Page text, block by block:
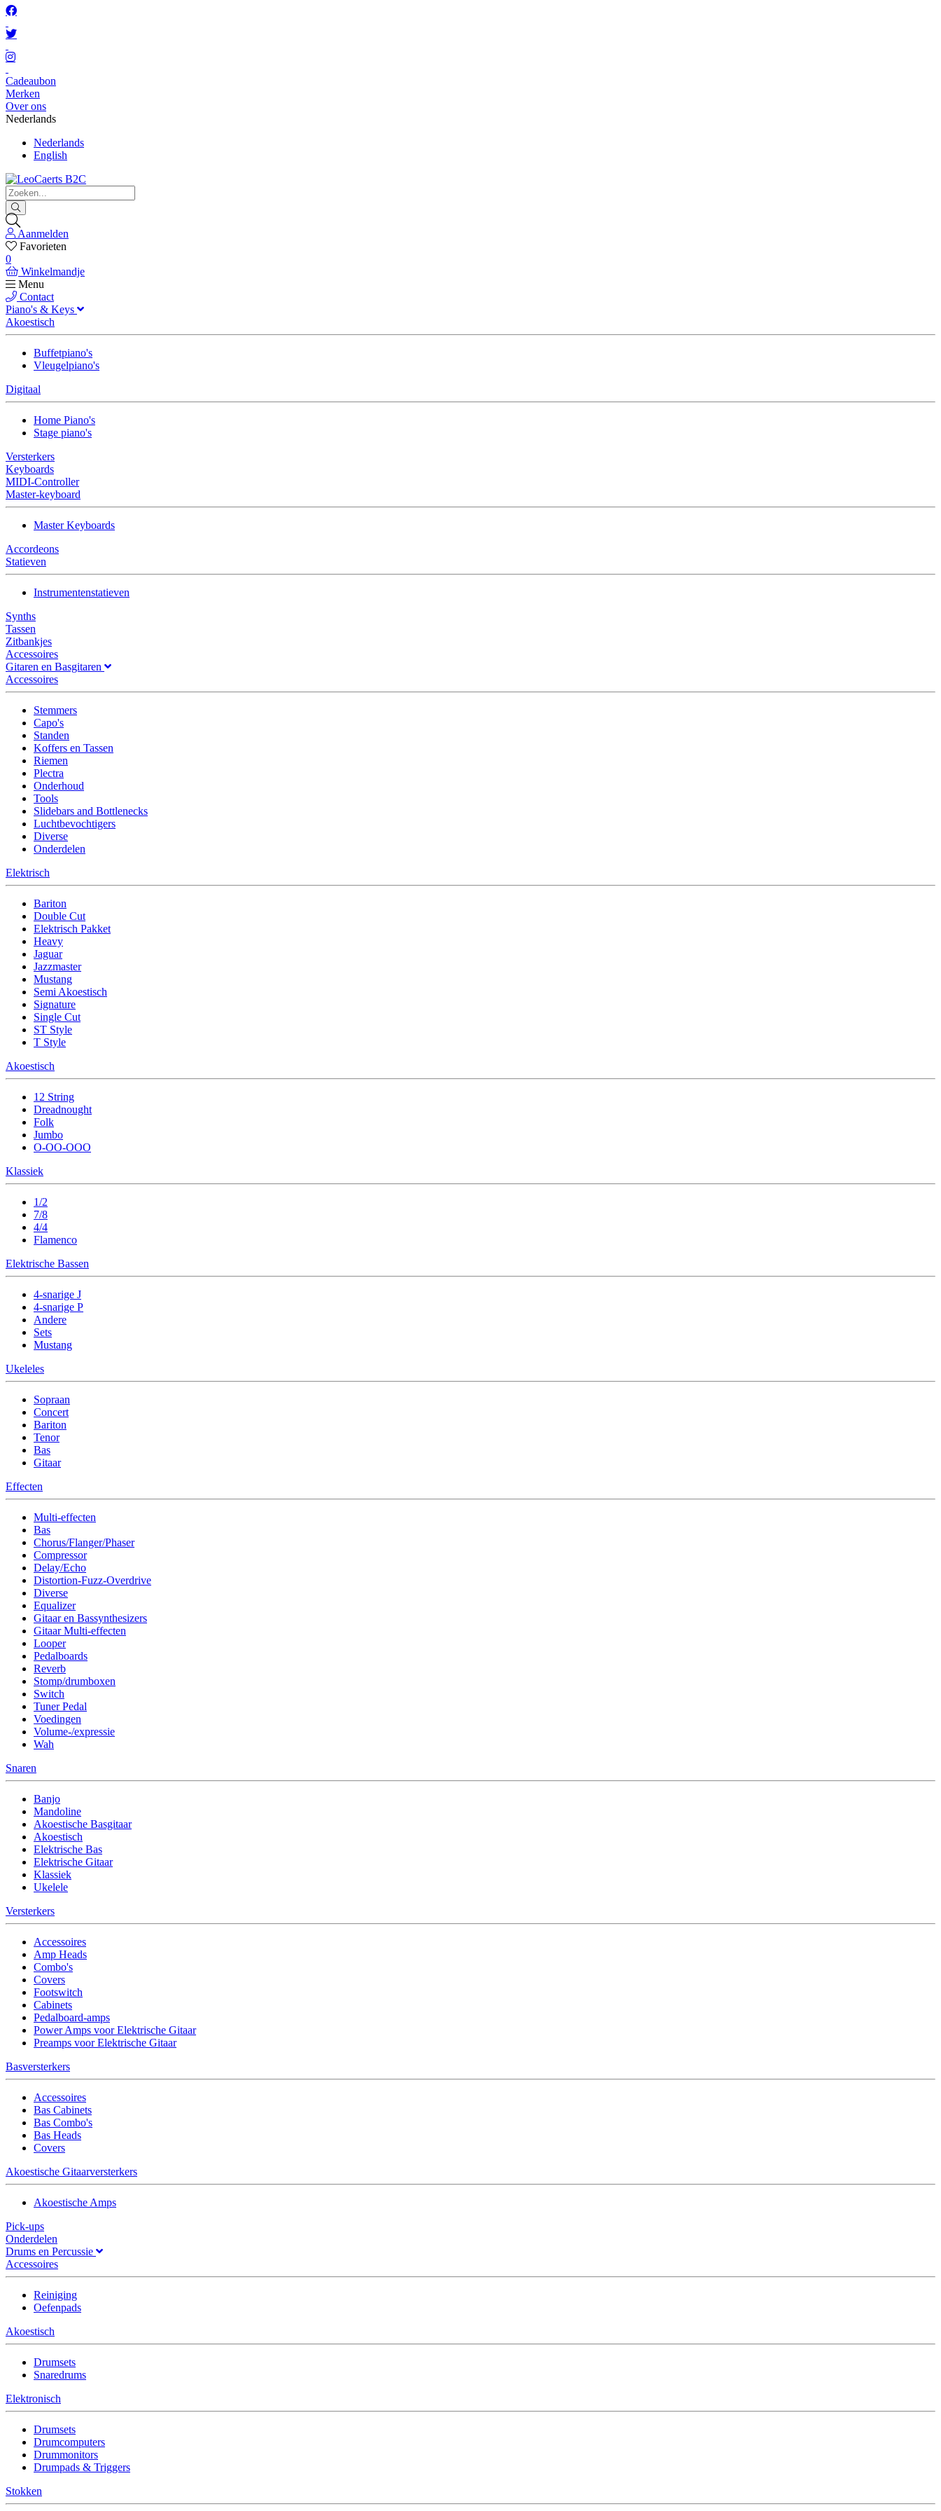
Cadeaubon
Merken
Over ons
Nederlands
Nederlands
English
Aanmelden
Favorieten
0
Winkelmandje
Menu
Contact
Piano's & Keys
Akoestisch
Buffetpiano's
Vleugelpiano's
Digitaal
Home Piano's
Stage piano's
Versterkers
Keyboards
MIDI-Controller
Master-keyboard
Master Keyboards
Accordeons
Statieven
Instrumentenstatieven
Synths
Tassen
Zitbankjes
Accessoires
Gitaren en Basgitaren
Accessoires
Stemmers
Capo's
Standen
Koffers en Tassen
Riemen
Plectra
Onderhoud
Tools
Slidebars and Bottlenecks
Luchtbevochtigers
Diverse
Onderdelen
Elektrisch
Bariton
Double Cut
Elektrisch Pakket
Heavy
Jaguar
Jazzmaster
Mustang
Semi Akoestisch
Signature
Single Cut
ST Style
T Style
Akoestisch
12 String
Dreadnought
Folk
Jumbo
O-OO-OOO
Klassiek
1/2
7/8
4/4
Flamenco
Elektrische Bassen
4-snarige J
4-snarige P
Andere
Sets
Mustang
Ukeleles
Sopraan
Concert
Bariton
Tenor
Bas
Gitaar
Effecten
Multi-effecten
Bas
Chorus/Flanger/Phaser
Compressor
Delay/Echo
Distortion-Fuzz-Overdrive
Diverse
Equalizer
Gitaar en Bassynthesizers
Gitaar Multi-effecten
Looper
Pedalboards
Reverb
Stomp/drumboxen
Switch
Tuner Pedal
Voedingen
Volume-/expressie
Wah
Snaren
Banjo
Mandoline
Akoestische Basgitaar
Akoestisch
Elektrische Bas
Elektrische Gitaar
Klassiek
Ukelele
Versterkers
Accessoires
Amp Heads
Combo's
Covers
Footswitch
Cabinets
Pedalboard-amps
Power Amps voor Elektrische Gitaar
Preamps voor Elektrische Gitaar
Basversterkers
Accessoires
Bas Cabinets
Bas Combo's
Bas Heads
Covers
Akoestische Gitaarversterkers
Akoestische Amps
Pick-ups
Onderdelen
Drums en Percussie
Accessoires
Reiniging
Oefenpads
Akoestisch
Drumsets
Snaredrums
Elektronisch
Drumsets
Drumcomputers
Drummonitors
Drumpads & Triggers
Stokken